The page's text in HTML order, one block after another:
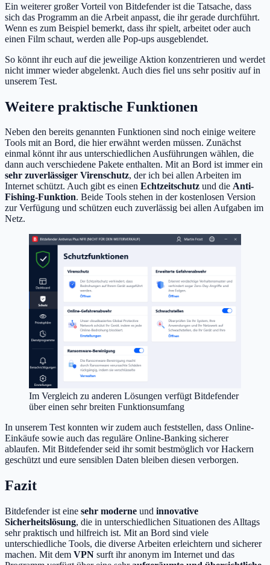
Ein weiterer großer Vorteil von Bitdefender ist die Tatsache, dass
sich das Programm an die Arbeit anpasst, die ihr gerade durchführt.
Wenn es zum Beispiel bemerkt, dass ihr spielt, arbeitet oder auch
einen Film schaut, werden alle Pop-ups ausgeblendet.
So könnt ihr euch auf die jeweilige Aktion konzentrieren und werdet
nicht immer wieder abgelenkt. Auch dies fiel uns sehr positiv auf in
unserem Test.
Weitere praktische Funktionen
Neben den bereits genannten Funktionen sind noch einige weitere
Tools mit an Bord, die hier erwähnt werden müssen. Zunächst
einmal könnt ihr aus unterschiedlichen Ausführungen wählen, die
dann auch verschiedene Pakete enthalten. Mit an Bord ist immer ein
sehr zuverlässiger Virenschutz, der ich bei allen Arbeiten im
Internet schützt. Auch gibt es einen Echtzeitschutz und die Anti-
Fishing-Funktion. Beide Tools stehen in der kostenlosen Version
zur Verfügung und schützen euch zuverlässig bei allen Aufgaben im
Netz.
Im Vergleich zu anderen Lösungen verfügt Bitdefender
über einen sehr breiten Funktionsumfang
In unserem Test konnten wir zudem auch feststellen, dass Online-
Einkäufe sowie auch das reguläre Online-Banking sicherer
ablaufen. Mit Bitdefender seid ihr somit bestmöglich vor Hackern
geschützt und eure sensiblen Daten bleiben diesen verborgen.
Fazit
Bitdefender ist eine sehr moderne und innovative
Sicherheitslösung, die in unterschiedlichen Situationen des Alltags
sehr praktisch und hilfreich ist. Mit an Bord sind viele
unterschiedliche Tools, die diverse Arbeiten erleichtern und sicherer
machen. Mit dem VPN surft ihr anonym im Internet und das